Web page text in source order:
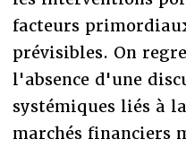
facteurs
prévisibles. On
l'absence d'une
systémiques liés à
marchés financiers